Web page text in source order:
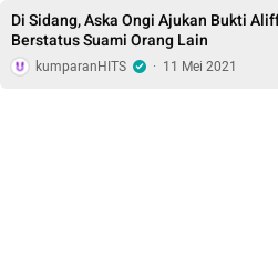
Di Sidang, Aska Ongi Ajukan Bukti
Berstatus Suami Orang Lain
kumparanHITS · 11 Mei 2021